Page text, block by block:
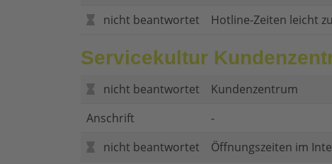
nicht beantwortet
Hotline-Zeiten leicht
Servicekultur
nicht beantwortet
Kundenzentrum
Anschrift
-
nicht beantwortet
Öffnungszeiten im